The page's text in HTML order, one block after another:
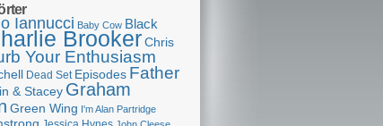
Iannucci Baby Cow Black
BrookerChris
Your Enthusiasm
Dead Set Episodes Father
& Stacey Graham
Green Wing I'm Alan Partridge